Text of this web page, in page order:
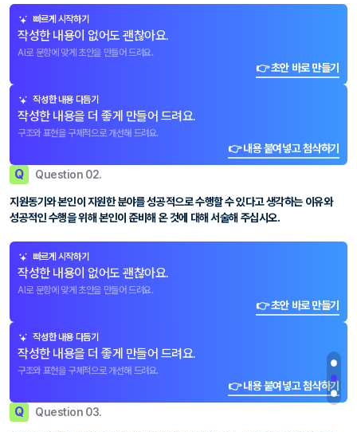
빠르게 시작하기
작성한 내용이 없어도 괜찮아요.
AI로 문항에 맞게 초안을 만들어 드려요.
👉 초안 바로 만들기
작성한 내용 다듬기
작성한 내용을 더 좋게 만들어 드려요.
구조와 표현을 구체적으로 개선해 드려요.
👉 내용 붙여넣고 첨삭하기
Q Question 02.
지원동기와 본인이 지원한 분야를 성공적으로 수행할 수 있다고 생각하는 이유와
성공적인 수행을 위해 본인이 준비해 온 것에 대해 서술해 주십시오.
빠르게 시작하기
작성한 내용이 없어도 괜찮아요.
AI로 문항에 맞게 초안을 만들어 드려요.
👉 초안 바로 만들기
작성한 내용 다듬기
작성한 내용을 더 좋게 만들어 드려요.
구조와 표현을 구체적으로 개선해 드려요.
👉 내용 붙여넣고 첨삭하기
Q Question 03.